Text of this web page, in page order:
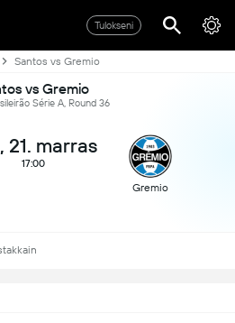
Tulokseni
Santos vs Gremio
vs Gremio
Série A, Round 36
21. marras
17:00
Gremio